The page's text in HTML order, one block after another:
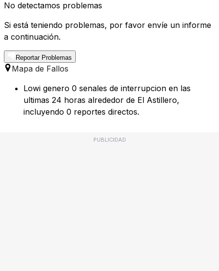
No detectamos problemas
Si está teniendo problemas, por favor envíe un informe
a continuación.
Reportar Problemas
Mapa de Fallos
Lowi genero 0 senales de interrupcion en las
ultimas 24 horas alrededor de El Astillero,
incluyendo 0 reportes directos.
PUBLICIDAD